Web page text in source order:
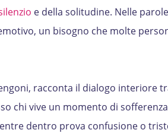
e della solitudine. Nelle
un bisogno che molte
racconta il dialogo interiore
chi vive un momento di sofferenza
dentro prova confusione o